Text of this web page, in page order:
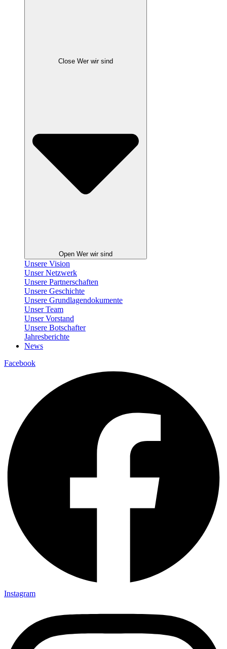
Close Wer wir sind
Open Wer wir sind
Unsere Vision
Unser Netzwerk
Unsere Partnerschaften
Unsere Geschichte
Unsere Grundlagendokumente
Unser Team
Unser Vorstand
Unsere Botschafter
Jahresberichte
News
Facebook
Instagram